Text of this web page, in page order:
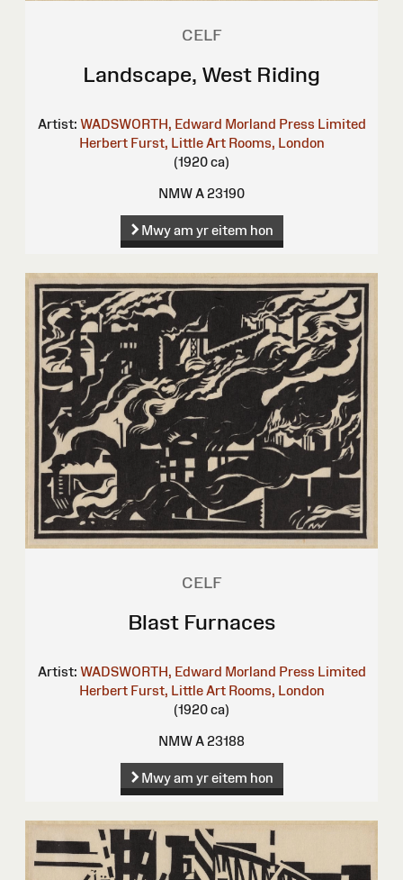
CELF
Landscape, West Riding
Artist: WADSWORTH, Edward Morland Press Limited
Herbert Furst, Little Art Rooms, London
(1920 ca)
NMW A 23190
Mwy am yr eitem hon
CELF
Blast Furnaces
Artist: WADSWORTH, Edward Morland Press Limited
Herbert Furst, Little Art Rooms, London
(1920 ca)
NMW A 23188
Mwy am yr eitem hon